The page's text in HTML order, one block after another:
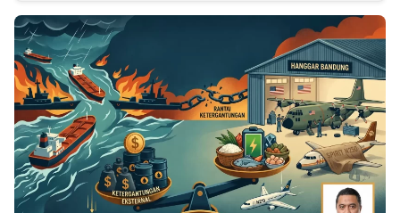
INDONESIA
Partner
Insight
NTB
Suara
Time
Lens
IDN
Daily
Jogja
Jalan
Rakyat
Idealita
News
Kita
Notice
Dinamikapost.com
Radar
Baru
Seedbacklink
Follow
Kabarbaru